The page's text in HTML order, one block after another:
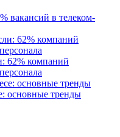
вакансий в телеком-
62% компаний
основные тренды